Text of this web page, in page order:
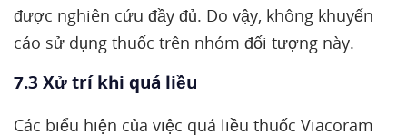
được nghiên cứu đầy đủ. Do vậy, không khuyến
cáo sử dụng thuốc trên nhóm đối tượng này.
7.3 Xử trí khi quá liều
Các biểu hiện của việc quá liều thuốc Viacoram